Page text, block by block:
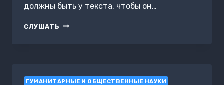
должны быть у текста, чтобы он…
СЛУШАТЬ В
ГУМАНИТАРНЫЕ И ОБЩЕСТВЕННЫЕ НАУКИ